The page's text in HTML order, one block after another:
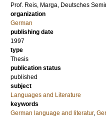
Prof. Reis, Marga, Deutsches
organization
German
publishing date
1997
type
Thesis
publication status
published
subject
Languages and Literature
keywords
German language and literatur,